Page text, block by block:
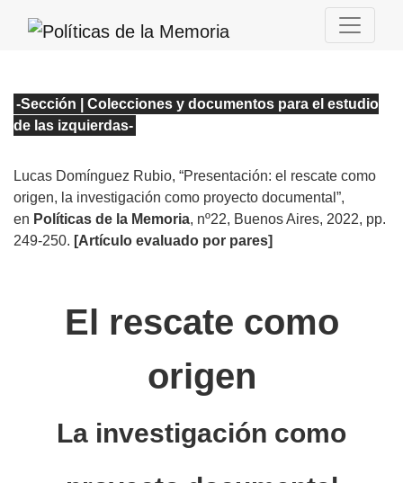
-Sección | Colecciones y documentos para el estudio
de las izquierdas-
Lucas Domínguez Rubio, “Presentación: el rescate como
origen, la investigación como proyecto documental”,
en Políticas de la Memoria, nº22, Buenos Aires, 2022, pp.
249-250. [Artículo evaluado por pares]
El rescate como
origen
La investigación como